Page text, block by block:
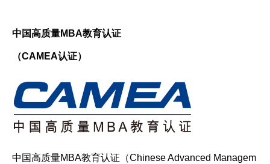
中国高质量MBA教育认证
（CAMEA认证）
中国高质量MBA教育认证（Chinese Advanced Managem